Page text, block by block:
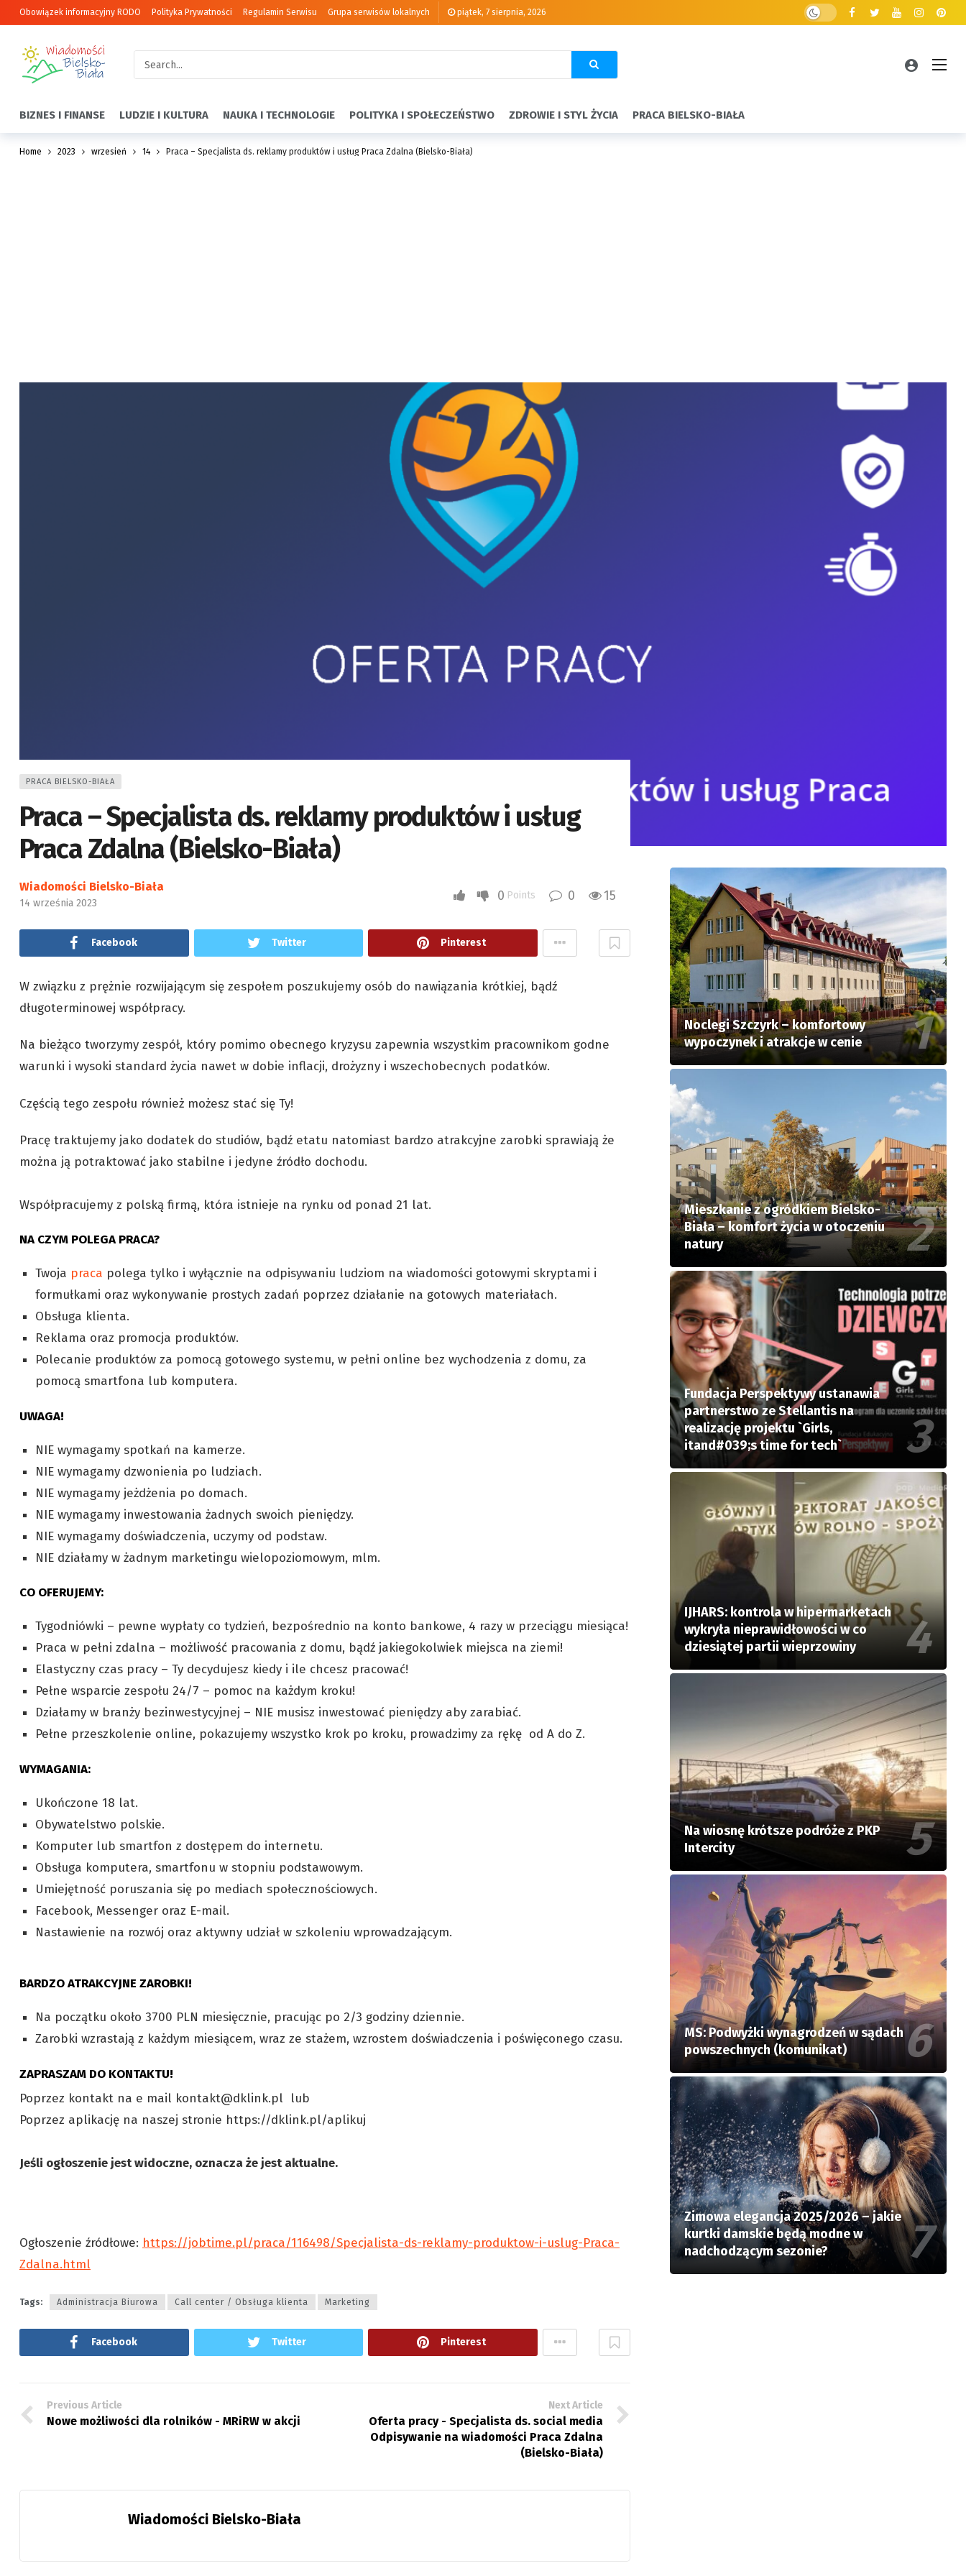
Obowiązek informacyjny RODO Polityka Prywatności Regulamin Serwisu Grupa serwisów lokalnych piątek, 7 sierpnia, 2026
BIZNES I FINANSE LUDZIE I KULTURA NAUKA I TECHNOLOGIE POLITYKA I SPOŁECZEŃSTWO ZDROWIE I STYL ŻYCIA PRACA BIELSKO-BIAŁA
Home 2023 wrzesień 14 Praca – Specjalista ds. reklamy produktów i usług Praca Zdalna (Bielsko-Biała)
PRACA BIELSKO-BIAŁA
Praca – Specjalista ds. reklamy produktów i usług
Praca Zdalna (Bielsko-Biała)
Wiadomości Bielsko-Biała
14 września 2023 0 Points 0 15
Facebook Twitter Pinterest
W związku z prężnie rozwijającym się zespołem poszukujemy osób do nawiązania krótkiej, bądź
długoterminowej współpracy.
Na bieżąco tworzymy zespół, który pomimo obecnego kryzysu zapewnia wszystkim pracownikom godne
warunki i wysoki standard życia nawet w dobie inflacji, drożyzny i wszechobecnych podatków.
Częścią tego zespołu również możesz stać się Ty!
Pracę traktujemy jako dodatek do studiów, bądź etatu natomiast bardzo atrakcyjne zarobki sprawiają że
można ją potraktować jako stabilne i jedyne źródło dochodu.
Współpracujemy z polską firmą, która istnieje na rynku od ponad 21 lat.
NA CZYM POLEGA PRACA?
Twoja praca polega tylko i wyłącznie na odpisywaniu ludziom na wiadomości gotowymi skryptami i
formułkami oraz wykonywanie prostych zadań poprzez działanie na gotowych materiałach.
Obsługa klienta.
Reklama oraz promocja produktów.
Polecanie produktów za pomocą gotowego systemu, w pełni online bez wychodzenia z domu, za
pomocą smartfona lub komputera.
UWAGA!
NIE wymagamy spotkań na kamerze.
NIE wymagamy dzwonienia po ludziach.
NIE wymagamy jeżdżenia po domach.
NIE wymagamy inwestowania żadnych swoich pieniędzy.
NIE wymagamy doświadczenia, uczymy od podstaw.
NIE działamy w żadnym marketingu wielopoziomowym, mlm.
CO OFERUJEMY:
Tygodniówki – pewne wypłaty co tydzień, bezpośrednio na konto bankowe, 4 razy w przeciągu miesiąca!
Praca w pełni zdalna – możliwość pracowania z domu, bądź jakiegokolwiek miejsca na ziemi!
Elastyczny czas pracy – Ty decydujesz kiedy i ile chcesz pracować!
Pełne wsparcie zespołu 24/7 – pomoc na każdym kroku!
Działamy w branży bezinwestycyjnej – NIE musisz inwestować pieniędzy aby zarabiać.
Pełne przeszkolenie online, pokazujemy wszystko krok po kroku, prowadzimy za rękę od A do Z.
WYMAGANIA:
Ukończone 18 lat.
Obywatelstwo polskie.
Komputer lub smartfon z dostępem do internetu.
Obsługa komputera, smartfonu w stopniu podstawowym.
Umiejętność poruszania się po mediach społecznościowych.
Facebook, Messenger oraz E-mail.
Nastawienie na rozwój oraz aktywny udział w szkoleniu wprowadzającym.
BARDZO ATRAKCYJNE ZAROBKI!
Na początku około 3700 PLN miesięcznie, pracując po 2/3 godziny dziennie.
Zarobki wzrastają z każdym miesiącem, wraz ze stażem, wzrostem doświadczenia i poświęconego czasu.
ZAPRASZAM DO KONTAKTU!
Poprzez kontakt na e mail kontakt@dklink.pl lub
Poprzez aplikację na naszej stronie https://dklink.pl/aplikuj
Jeśli ogłoszenie jest widoczne, oznacza że jest aktualne.
Ogłoszenie źródłowe: https://jobtime.pl/praca/116498/Specjalista-ds-reklamy-produktow-i-uslug-Praca-
Zdalna.html
Tags: Administracja Biurowa Call center / Obsługa klienta Marketing
Facebook Twitter Pinterest
Previous Article
Nowe możliwości dla rolników - MRiRW w akcji
Next Article
Oferta pracy - Specjalista ds. social media
Odpisywanie na wiadomości Praca Zdalna
(Bielsko-Biała)
Wiadomości Bielsko-Biała
Noclegi Szczyrk – komfortowy
wypoczynek i atrakcje w cenie
Mieszkanie z ogródkiem Bielsko-
Biała – komfort życia w otoczeniu
natury
Fundacja Perspektywy ustanawia
partnerstwo ze Stellantis na
realizację projektu `Girls,
itand#039;s time for tech`
IJHARS: kontrola w hipermarketach
wykryła nieprawidłowości w co
dziesiątej partii wieprzowiny
Na wiosnę krótsze podróże z PKP
Intercity
MS: Podwyżki wynagrodzeń w sądach
powszechnych (komunikat)
Zimowa elegancja 2025/2026 – jakie
kurtki damskie będą modne w
nadchodzącym sezonie?